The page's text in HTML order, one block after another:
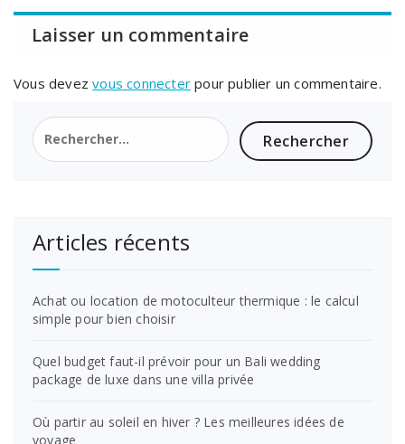
Laisser un commentaire
Vous devezvous connecter pour publier un commentaire.
Rechercher :
Articles récents
Achat ou location de motoculteur thermique : le calcul
simple pour bien choisir
Quel budget faut-il prévoir pour un Bali wedding
package de luxe dans une villa privée
Où partir au soleil en hiver ? Les meilleures idées de
voyage